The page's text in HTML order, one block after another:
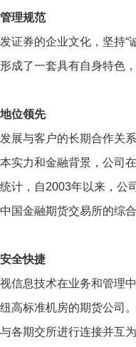
理规范
证券的企业文化，坚持
成了一套具有自身特色
地位领先
展与客户的长期合作关
实力和金融背景，公司
计，自2003年以来，公
国金融期货交易所的综
全快捷
信息技术在业务和管理
高标准机房的期货公司
各期交所进行连接并互